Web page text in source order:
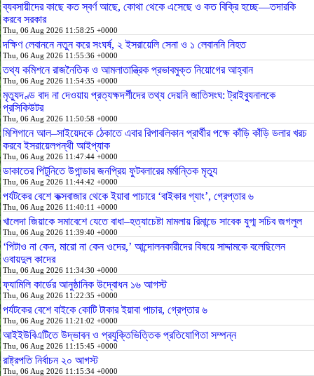
ব্যবসায়ীদের কাছে কত স্বর্ণ আছে, কোথা থেকে এসেছে ও কত বিক্রি হচ্ছে—তদারকি
করবে সরকার
Thu, 06 Aug 2026 11:58:25 +0000
দক্ষিণ লেবাননে নতুন করে সংঘর্ষ, ২ ইসরায়েলি সেনা ও ১ লেবাননি নিহত
Thu, 06 Aug 2026 11:55:36 +0000
তথ্য কমিশনে রাজনৈতিক ও আমলাতান্ত্রিক প্রভাবমুক্ত নিয়োগের আহ্বান
Thu, 06 Aug 2026 11:54:35 +0000
মৃত্যুদণ্ড বাদ না দেওয়ায় প্রত্যক্ষদর্শীদের তথ্য দেয়নি জাতিসংঘ: ট্রাইব্যুনালকে
প্রসিকিউটর
Thu, 06 Aug 2026 11:50:58 +0000
মিশিগানে আল–সাইয়েদকে ঠেকাতে এবার রিপাবলিকান প্রার্থীর পক্ষে কাঁড়ি কাঁড়ি ডলার খরচ
করবে ইসরায়েলপন্থী আইপ্যাক
Thu, 06 Aug 2026 11:47:44 +0000
ডাকাতের পিটুনিতে উগান্ডার জনপ্রিয় ফুটবলারের মর্মান্তিক মৃত্যু
Thu, 06 Aug 2026 11:44:42 +0000
পর্যটকের বেশে কক্সবাজার থেকে ইয়াবা পাচারে ‘বাইকার গ্যাং’, গ্রেপ্তার ৬
Thu, 06 Aug 2026 11:40:11 +0000
খালেদা জিয়াকে সমাবেশে যেতে বাধা–হত্যাচেষ্টা মামলায় রিমান্ডে সাবেক যুগ্ম সচিব জগলুল
Thu, 06 Aug 2026 11:39:40 +0000
‘পিটাও না কেন, মারো না কেন ওদের,’ আন্দোলনকারীদের বিষয়ে সাদ্দামকে বলেছিলেন
ওবায়দুল কাদের
Thu, 06 Aug 2026 11:34:30 +0000
ফ্যামিলি কার্ডের আনুষ্ঠানিক উদ্বোধন ১৬ আগস্ট
Thu, 06 Aug 2026 11:22:35 +0000
পর্যটকের বেশে বাইকে কোটি টাকার ইয়াবা পাচার, গ্রেপ্তার ৬
Thu, 06 Aug 2026 11:21:02 +0000
আইইউবিএটিতে উদ্ভাবন ও প্রযুক্তিভিত্তিক প্রতিযোগিতা সম্পন্ন
Thu, 06 Aug 2026 11:15:45 +0000
রাষ্ট্রপতি নির্বাচন ২০ আগস্ট
Thu, 06 Aug 2026 11:15:34 +0000